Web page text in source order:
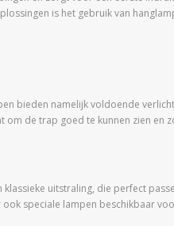
is het gebruik van
bieden namelijk voldoende
de trap goed te kunnen zien en
uitstraling, die perfect
speciale lampen beschikbaar